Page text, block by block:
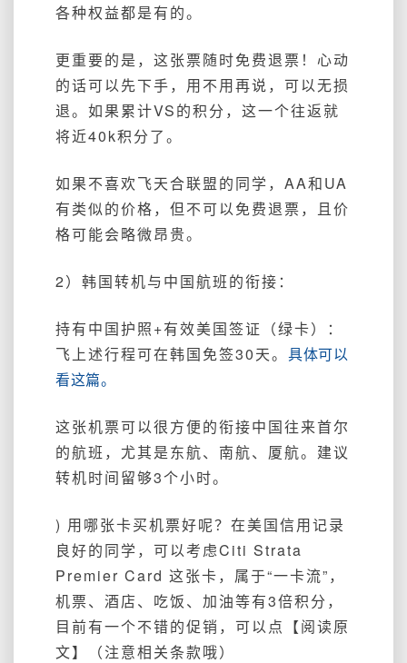
各种权益都是有的。
更重要的是，这张票随时免费退票！心动
的话可以先下手，用不用再说，可以无损
退。 如果累计VS的积分，这一个往返就
将近40k积分了。
如果不喜欢飞天合联盟的同学，AA和UA
有类似的价格，但不可以免费退票，且价
格可能会略微昂贵。
2）韩国转机与中国航班的衔接：
持有中国护照+有效美国签证（绿卡）：
飞上述行程可在韩国免签30天。 具体可以
看这篇。
这张机票可以很方便的衔接中国往来首尔
的航班，尤其是东航、南航、厦航。建议
转机时间留够3个小时。
) 用哪张卡买机票好呢？在美国信用记录
良好的同学，可以考虑Citi Strata
Premier Card 这张卡，属于“一卡流”，
机票、酒店、吃饭、加油等有3倍积分，
目前有一个不错的促销，可以点【阅读原
文】（注意相关条款哦）